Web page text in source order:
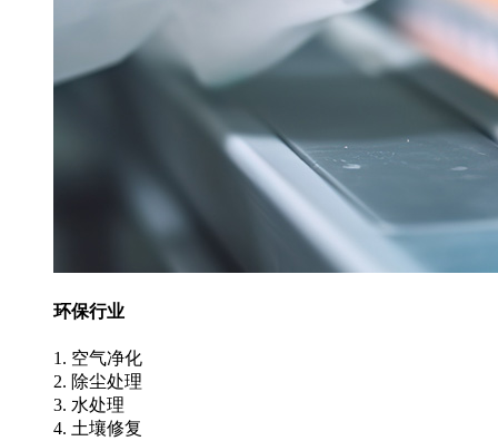
环保行业
1. 空气净化
2. 除尘处理
3. 水处理
4. 土壤修复